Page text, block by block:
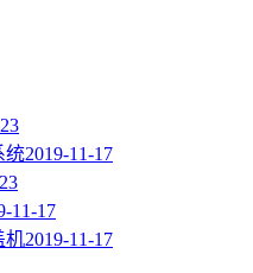
统2019-11-17
11-17
机2019-11-17